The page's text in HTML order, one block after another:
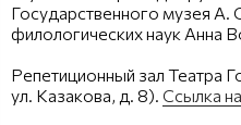
Государственного музея А.
филологических наук Анна
Репетиционный зал Театра
ул. Казакова, д. 8). Ссылка